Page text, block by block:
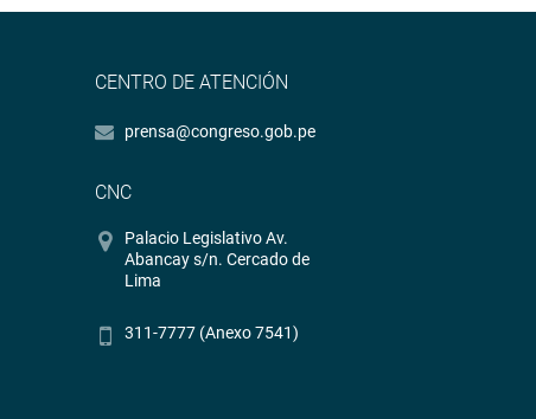
CENTRO DE ATENCIÓN
prensa@congreso.gob.pe
CNC
Palacio Legislativo Av.
Abancay s/n. Cercado de
Lima
311-7777 (Anexo 7541)